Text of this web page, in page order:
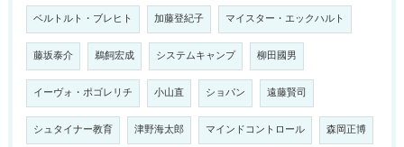
ベルトルト・ブレヒト 加藤登紀子 マイスター・エックハルト
藤坂泰介 鵜飼宏成 システムキャンプ 柳田國男
イーヴォ・ポゴレリチ 小山直 ショパン 遠藤賢司
シュタイナー教育 津野海太郎 マインドコントロール 森岡正博